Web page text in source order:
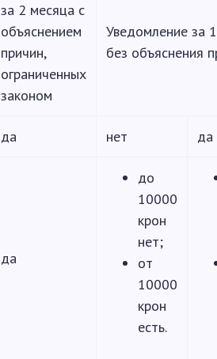
за 2 месяца с
объяснением
причин,
ограниченных
законом
Уведомление за
без объяснения
да нет да
да
до
10000
крон
нет;
от
10000
крон
есть.